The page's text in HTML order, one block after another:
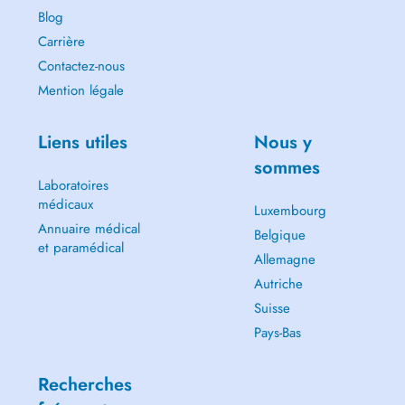
aux neuf mois de gestation durant lesquels se forment nos potentialités
physiques, émotionnelles et spirituelles.
Par un toucher léger et spécifique, cette technique permet de libérer
les schémas limitants et de faire circuler l'énergie librement. Cette
approche douce favorise un rééquilibrage énergétique global, stimule
Before booking, a few words to invite you to fully embrace your
session:
My accompaniment is a welcoming space, designed for your well-
I invite you, if possible, to book your session at a time when you can
dedicate yourself to it, without feeling rushed by tight schedules or
This way, you can enjoy this moment in softness, calm, and presence,
You can choose from the following reasons for your visit:
Blog
Carrière
Contactez-nous
Mention légale
Liens utiles
Laboratoires
médicaux
Annuaire médical
et paramédical
Nous y
sommes
Luxembourg
Belgique
Allemagne
Autriche
Suisse
Pays-Bas
Recherches